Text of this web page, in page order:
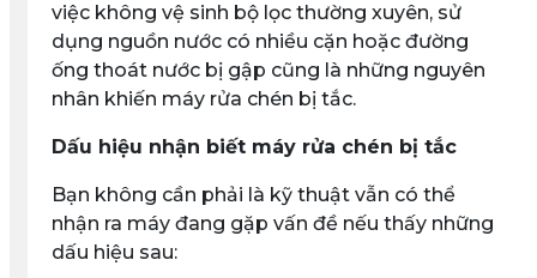
việc không vệ sinh bộ lọc thường xuyên, sử
dụng nguồn nước có nhiều cặn hoặc đường
ống thoát nước bị gập cũng là những nguyên
nhân khiến máy rửa chén bị tắc.
Dấu hiệu nhận biết máy rửa chén bị tắc
Bạn không cần phải là kỹ thuật vẫn có thể
nhận ra máy đang gặp vấn đề nếu thấy những
dấu hiệu sau: